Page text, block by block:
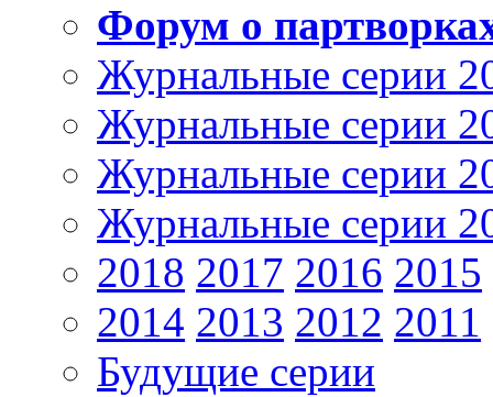
Форум о
Журнальные серии
Журнальные серии
Журнальные серии
Журнальные серии
2018 2017 2016 2015
2014 2013 2012 2011
Будущие серии